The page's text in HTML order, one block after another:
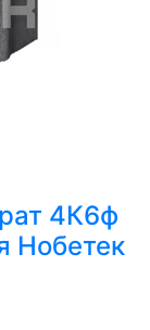
4К6ф
Нобетек